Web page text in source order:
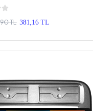
TL 381,16 TL